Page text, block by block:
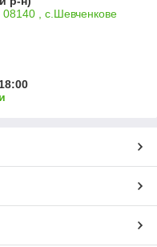
08140 , с.Шевченкове